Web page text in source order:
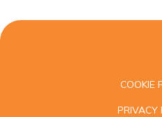
COOKIE
PRIVACY